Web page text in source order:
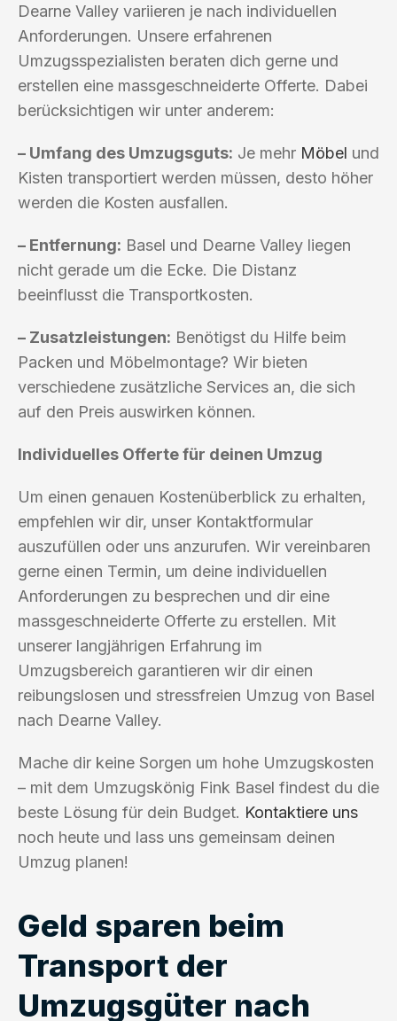
Dearne Valley variieren je nach individuellen
Anforderungen. Unsere erfahrenen
Umzugsspezialisten beraten dich gerne und
erstellen eine massgeschneiderte Offerte. Dabei
berücksichtigen wir unter anderem:
– Umfang des Umzugsguts: Je mehr Möbel und
Kisten transportiert werden müssen, desto höher
werden die Kosten ausfallen.
– Entfernung: Basel und Dearne Valley liegen
nicht gerade um die Ecke. Die Distanz
beeinflusst die Transportkosten.
– Zusatzleistungen: Benötigst du Hilfe beim
Packen und Möbelmontage? Wir bieten
verschiedene zusätzliche Services an, die sich
auf den Preis auswirken können.
Individuelles Offerte für deinen Umzug
Um einen genauen Kostenüberblick zu erhalten,
empfehlen wir dir, unser Kontaktformular
auszufüllen oder uns anzurufen. Wir vereinbaren
gerne einen Termin, um deine individuellen
Anforderungen zu besprechen und dir eine
massgeschneiderte Offerte zu erstellen. Mit
unserer langjährigen Erfahrung im
Umzugsbereich garantieren wir dir einen
reibungslosen und stressfreien Umzug von Basel
nach Dearne Valley.
Mache dir keine Sorgen um hohe Umzugskosten
– mit dem Umzugskönig Fink Basel findest du die
beste Lösung für dein Budget. Kontaktiere uns
noch heute und lass uns gemeinsam deinen
Umzug planen!
Geld sparen beim
Transport der
Umzugsgüter nach